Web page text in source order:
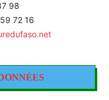
98
72 16